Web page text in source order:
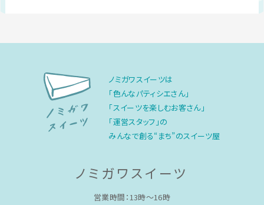
ノミガワスイーツは
「色んなパティシエさん」
「スイーツを楽しむお客さん」
「運営スタッフ」の
みんなで創る“まち”のスイーツ屋
ノミガワスイーツ
営業時間：13時〜16時